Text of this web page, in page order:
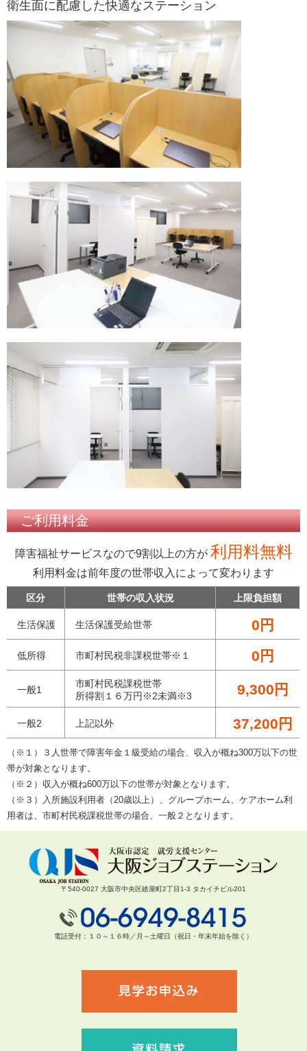
衛生面に配慮した快適なステーション
ご利用料金
障害福祉サービスなので9割以上の方が 利用料無料
利用料金は前年度の世帯収入によって変わります
区分 世帯の収入状況 上限負担額
生活保護 生活保護受給世帯 0円
低所得 市町村民税非課税世帯※１ 0円
一般1
市町村民税課税世帯
所得割１６万円※2未満※3
9,300円
一般2 上記以外 37,200円
（※１）３人世帯で障害年金１級受給の場合、収入が概ね300万以下の世
帯が対象となります。
（※２）収入が概ね600万以下の世帯が対象となります。
（※３）入所施設利用者（20歳以上）、グループホーム、ケアホーム利
用者は、市町村民税課税世帯の場合、一般２となります。
〒540-0027 大阪市中央区鎗屋町2丁目1-3 タカイチビル201
電話受付：１０～１６時／月～土曜日（祝日・年末年始を除く）